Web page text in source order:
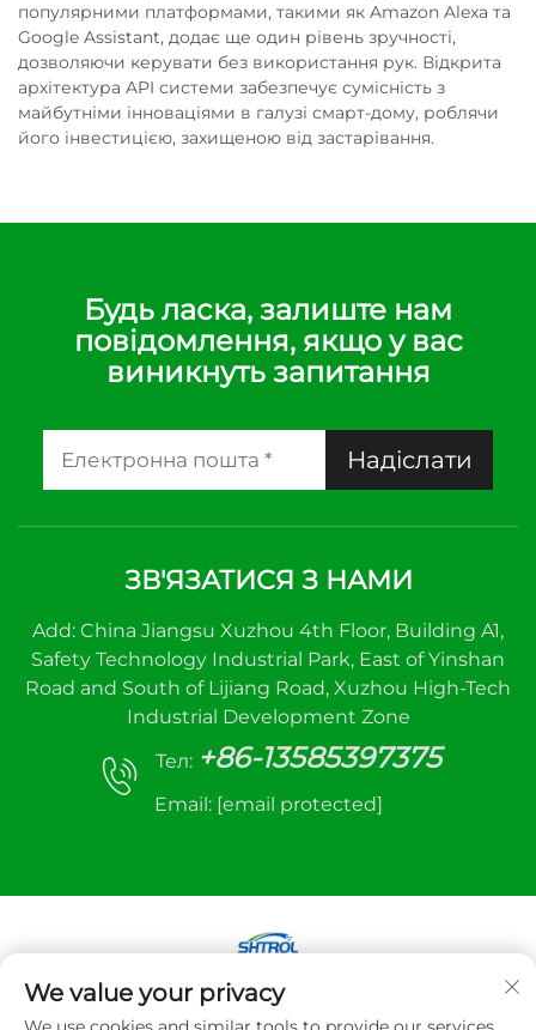
популярними платформами, такими як Amazon Alexa та
Google Assistant, додає ще один рівень зручності,
дозволяючи керувати без використання рук. Відкрита
архітектура API системи забезпечує сумісність з
майбутніми інноваціями в галузі смарт-дому, роблячи
його інвестицією, захищеною від застарівання.
Будь ласка, залиште нам
повідомлення, якщо у вас
виникнуть запитання
Надіслати
ЗВ'ЯЗАТИСЯ З НАМИ
Add: China Jiangsu Xuzhou 4th Floor, Building A1,
Safety Technology Industrial Park, East of Yinshan
Road and South of Lijiang Road, Xuzhou High-Tech
Industrial Development Zone
Тел: +86-13585397375
Email: [email protected]
Авторське право © 2025 Xuzhou sanhe
We value your privacy